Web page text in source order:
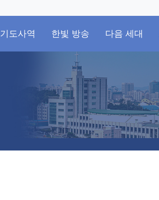
기도사역 한빛 방송 다음 세대